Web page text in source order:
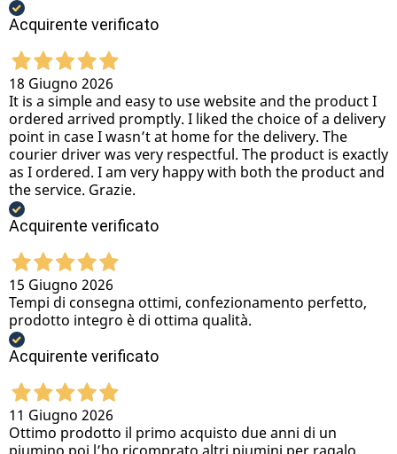
Acquirente verificato
18 Giugno 2026
It is a simple and easy to use website and the product I
ordered arrived promptly. I liked the choice of a delivery
point in case I wasn’t at home for the delivery. The
courier driver was very respectful. The product is exactly
as I ordered. I am very happy with both the product and
the service. Grazie.
Acquirente verificato
15 Giugno 2026
Tempi di consegna ottimi, confezionamento perfetto,
prodotto integro è di ottima qualità.
Acquirente verificato
11 Giugno 2026
Ottimo prodotto il primo acquisto due anni di un
piumino poi l’ho ricomprato altri piumini per ragalo,